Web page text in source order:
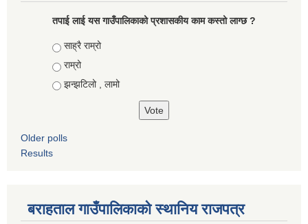
तपाई लाई यस गाउँपालिकाको प्रशासकीय काम कस्तो लाग्छ ?
Choices
साह्रै राम्रो
राम्रो
झन्झटिलो , लामो
Older polls
Results
बराहताल गाउँपालिकाको स्थानिय राजपत्र